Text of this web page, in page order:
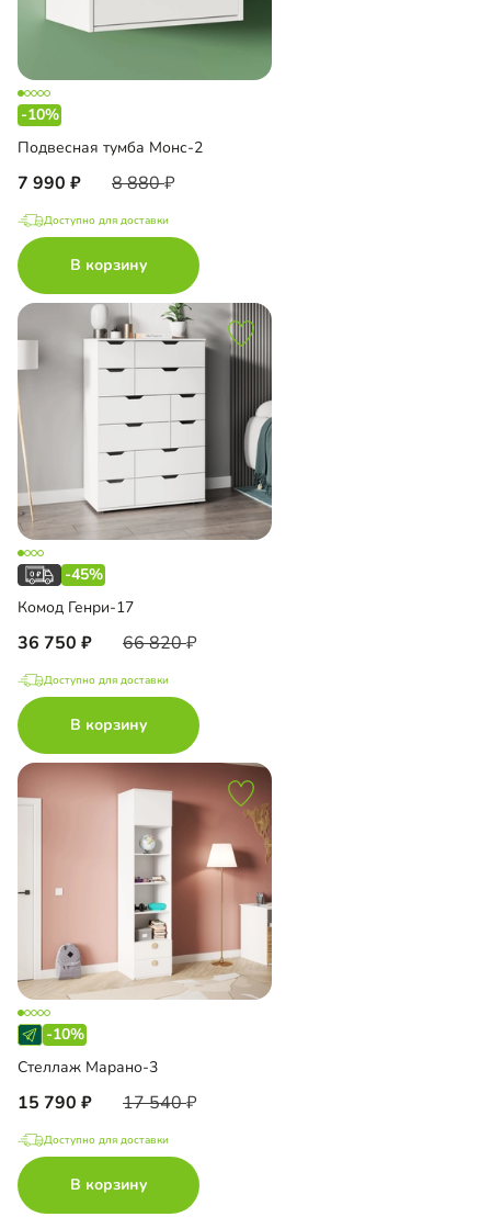
-10%
Подвесная тумба Монс-2
7 990 8 880
Доступно для доставки
В корзину
-45%
Комод Генри-17
36 750 66 820
Доступно для доставки
В корзину
-10%
Стеллаж Марано-3
15 790 17 540
Доступно для доставки
В корзину